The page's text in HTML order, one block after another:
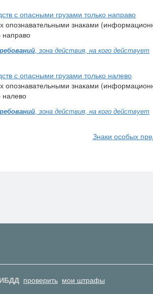
с опасными грузами только направо
опознавательными знаками
направо
, зона действия, на кого действует
с опасными грузами только налево
опознавательными знаками
налево
, зона действия, на кого действует
Знаки особых
проверить мои штрафы